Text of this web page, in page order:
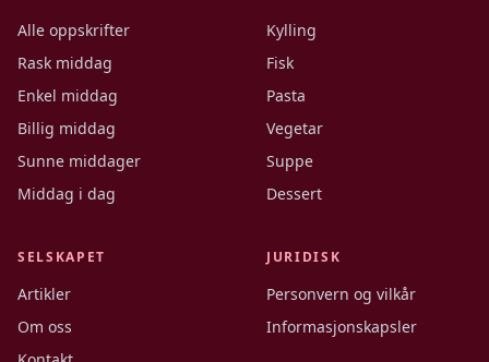
Alle oppskrifter
Rask middag
Enkel middag
Billig middag
Sunne middager
Middag i dag
Kylling
Fisk
Pasta
Vegetar
Suppe
Dessert
SELSKAPET
Artikler
Om oss
JURIDISK
Personvern og vilkår
Informasjonskapsler